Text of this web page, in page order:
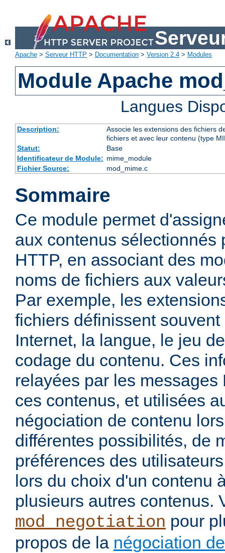
Apache > Serveur HTTP > Documentation > Version 2.4 > Modules
Module Apache
Langues
Description:
Associe les extensions des fichiers
fichiers et avec leur contenu (type
Statut:
Base
Identificateur de Module: mime_module
Fichier Source:
mod_mime.c
Sommaire
Ce module permet
aux contenus sélectionnés
HTTP, en associant des
noms de fichiers aux
Par exemple, les
fichiers définissent
Internet, la langue, le jeu
codage du contenu. Ces
relayées par les
ces contenus, et utilisées
négociation de contenu
différentes possibilités, de
préférences des
lors du choix d'un contenu
plusieurs autres contenus.
mod_negotiation pour
propos de la négociation